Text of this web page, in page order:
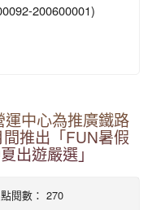
200600001)
運中心為推廣鐵路
推出「FUN暑假
出遊嚴選」
閱數： 270